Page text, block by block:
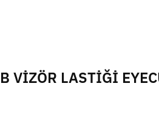
VİZÖR LASTİĞİ